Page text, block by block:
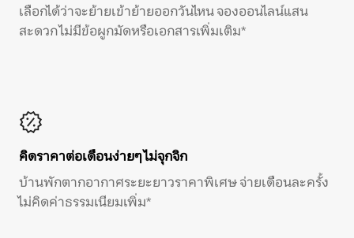
เลือกได้ว่าจะย้ายเข้าย้ายออกวันไหน จองออนไลน์แสน
สะดวก ไม่มีข้อผูกมัดหรือเอกสารเพิ่มเติม*
คิดราคาต่อเดือนง่ายๆ ไม่จุกจิก
บ้านพักตากอากาศระยะยาวราคาพิเศษ จ่ายเดือนละครั้ง
ไม่คิดค่าธรรมเนียมเพิ่ม*